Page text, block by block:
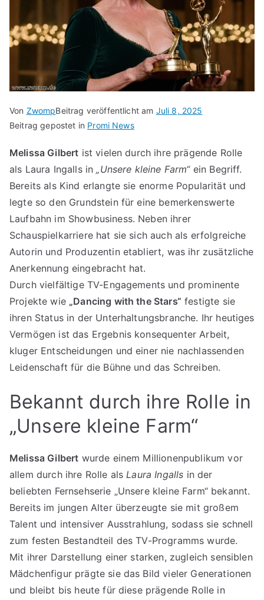
Von ZwompBeitrag veröffentlicht am Juli 8, 2025
Beitrag gepostet in Promi News
Melissa Gilbert ist vielen durch ihre prägende Rolle
als Laura Ingalls in„Unsere kleine Farm“ein Begriff.
Bereits als Kind erlangte sie enorme Popularität und
legte so den Grundstein für eine bemerkenswerte
Laufbahn im Showbusiness. Neben ihrer
Schauspielkarriere hat sie sich auch als erfolgreiche
Autorin und Produzentin etabliert, was ihr zusätzliche
Anerkennung eingebracht hat.
Durch vielfältige TV-Engagements und prominente
Projekte wie „Dancing with the Stars“ festigte sie
ihren Status in der Unterhaltungsbranche. Ihr heutiges
Vermögen ist das Ergebnis konsequenter Arbeit,
kluger Entscheidungen und einer nie nachlassenden
Leidenschaft für die Bühne und das Schreiben.
Bekannt durch ihre Rolle in
„Unsere kleine Farm“
Melissa Gilbert wurde einem Millionenpublikum vor
allem durch ihre Rolle alsLaura Ingalls in der
beliebten Fernsehserie „Unsere kleine Farm“ bekannt.
Bereits im jungen Alter überzeugte sie mit großem
Talent und intensiver Ausstrahlung, sodass sie schnell
zum festen Bestandteil des TV-Programms wurde.
Mit ihrer Darstellung einer starken, zugleich sensiblen
Mädchenfigur prägte sie das Bild vieler Generationen
und bleibt bis heute für diese prägende Rolle in